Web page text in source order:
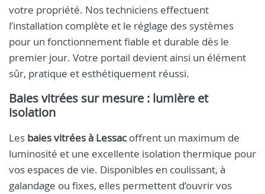
votre propriété. Nos techniciens effectuent
l’installation complète et le réglage des systèmes
pour un fonctionnement fiable et durable dès le
premier jour. Votre portail devient ainsi un élément
sûr, pratique et esthétiquement réussi.
Baies vitrées sur mesure : lumière et
isolation
Les baies vitrées à Lessac offrent un maximum de
luminosité et une excellente isolation thermique pour
vos espaces de vie. Disponibles en coulissant, à
galandage ou fixes, elles permettent d’ouvrir vos